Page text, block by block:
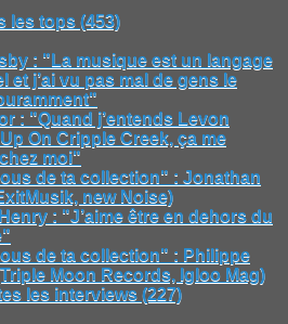
les tops (453)
: "La musique est un langage
et j’ai vu pas mal de gens le
: "Quand j’entends Levon
On Cripple Creek, ça me
moi"
de ta collection" : Jonathan
new Noise)
: "J’aime être en dehors du
de ta collection" : Philippe
Moon Records, Igloo Mag)
les interviews (227)